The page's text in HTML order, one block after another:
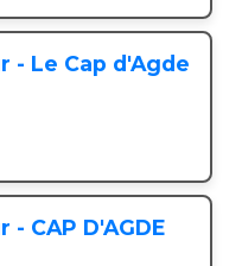
- Le Cap d'Agde
CAP D'AGDE